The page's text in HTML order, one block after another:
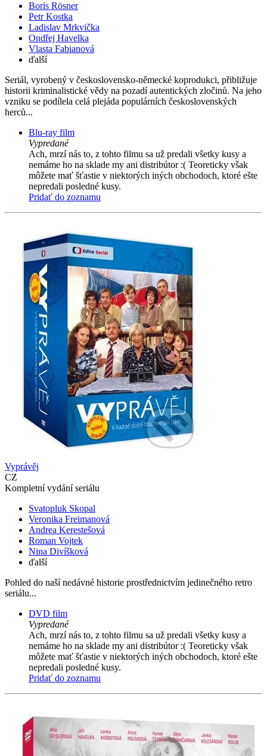
Boris Rösner
Petr Kostka
Ladislav Mrkvička
Ondřej Havelka
Vlasta Fabianová
ďalší
Seriál, vyrobený v československo-německé koprodukci, přibližuje
historii kriminalistické vědy na pozadí autentických zločinů. Na jeho
vzniku se podílela celá plejáda populárních československých
herců...
Blu-ray film
Vypredané
Ach, mrzí nás to, z tohto filmu sa už predali všetky kusy a
nemáme ho na sklade my ani distribútor :( Teoreticky však
môžete mať šťastie v niektorých iných obchodoch, ktoré ešte
nepredali posledné kusy.
Pridať do zoznamu
Vyprávěj
CZ
Kompletní vydání seriálu
Svatopluk Skopal
Veronika Freimanová
Andrea Kerestešová
Roman Vojtek
Nina Divíšková
ďalší
Pohled do naší nedávné historie prostřednictvím jedinečného retro
seriálu...
DVD film
Vypredané
Ach, mrzí nás to, z tohto filmu sa už predali všetky kusy a
nemáme ho na sklade my ani distribútor :( Teoreticky však
môžete mať šťastie v niektorých iných obchodoch, ktoré ešte
nepredali posledné kusy.
Pridať do zoznamu